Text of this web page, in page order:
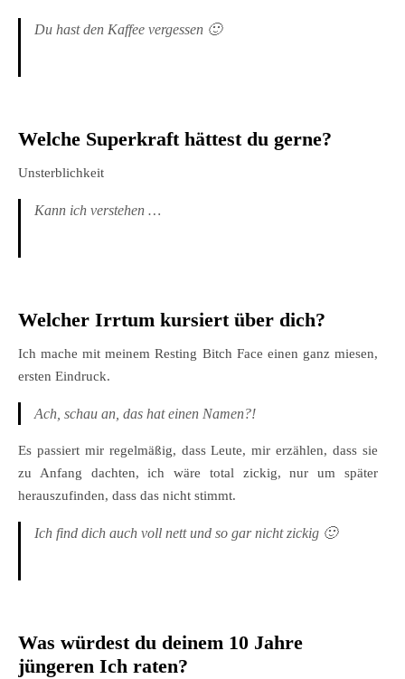
Du hast den Kaffee vergessen 🙂
Welche Superkraft hättest du gerne?
Unsterblichkeit
Kann ich verstehen …
Welcher Irrtum kursiert über dich?
Ich mache mit meinem Resting Bitch Face einen ganz miesen,
ersten Eindruck.
Ach, schau an, das hat einen Namen?!
Es passiert mir regelmäßig, dass Leute, mir erzählen, dass sie
zu Anfang dachten, ich wäre total zickig, nur um später
herauszufinden, dass das nicht stimmt.
Ich find dich auch voll nett und so gar nicht zickig 🙂
Was würdest du deinem 10 Jahre
jüngeren Ich raten?